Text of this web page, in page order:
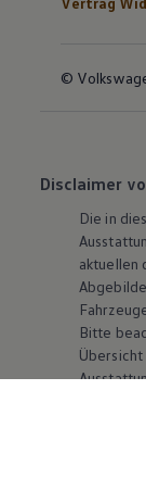
©
Disclaimer
Die in
aktuellen
Bitte